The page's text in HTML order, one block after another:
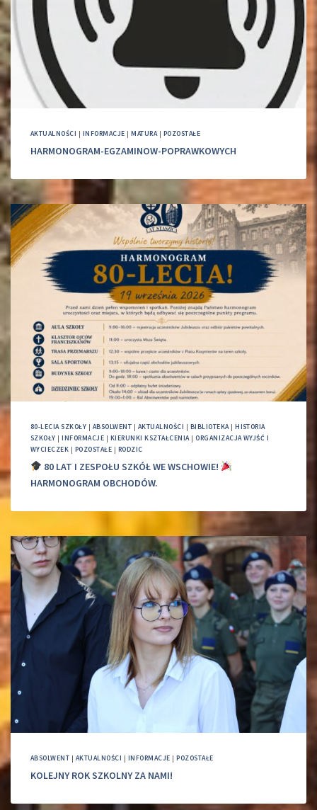
AKTUALNOŚCI | INFORMACJE |MATURA| POZOSTAŁE
HARMONOGRAM-EGZAMINOW-POPRAWKOWYCH
80-LECIA SZKOŁY | ABSOLWENT | AKTUALNOŚCI | BIBLIOTEKA|HISTORIA
SZKOŁY |INFORMACJE | KIERUNKI KSZTAŁCENIA|ORGANIZACJA WYJŚĆ I
WYCIECZEK | POZOSTAŁE | RODZIC
80 LAT I ZESPOŁU SZKÓŁ WE WSCHOWIE!
HARMONOGRAM OBCHODÓW.
ABSOLWENT | AKTUALNOŚCI | INFORMACJE |POZOSTAŁE
KOLEJNY ROK SZKOLNY ZA NAMI!